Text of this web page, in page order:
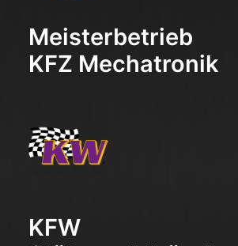
Meisterbetrieb
KFZ Mechatronik
KFW